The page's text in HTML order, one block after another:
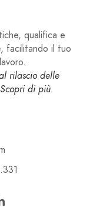
qualifica e
facilitando il tuo
rilascio delle
di più.